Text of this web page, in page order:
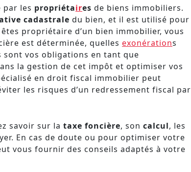
par les propriétaires de biens immobiliers.
cadastrale du bien, et il est utilisé pour
propriétaire d’un bien immobilier, vous
est déterminée, quelles exonérations
sont vos obligations en tant que
la gestion de cet impôt et optimiser vos
en droit fiscal immobilier peut
les risques d’un redressement fiscal par
savoir sur la taxe foncière, son calcul, les
En cas de doute ou pour optimiser votre
vous fournir des conseils adaptés à votre